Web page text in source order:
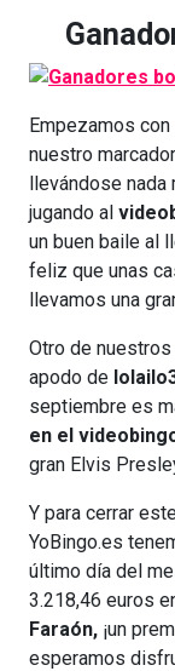
Empezamos con
nuestro
llevándose nada
jugando al
un buen baile al
feliz que unas
llevamos una
Otro de
apodo de
septiembre es
en el
gran Elvis
Y para cerrar
YoBingo.es
último día del
3.218,46 euros
Faraón, ¡un
esperamos